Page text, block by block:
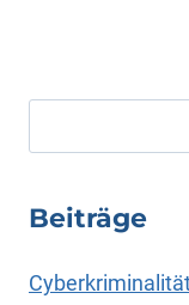
Beiträge